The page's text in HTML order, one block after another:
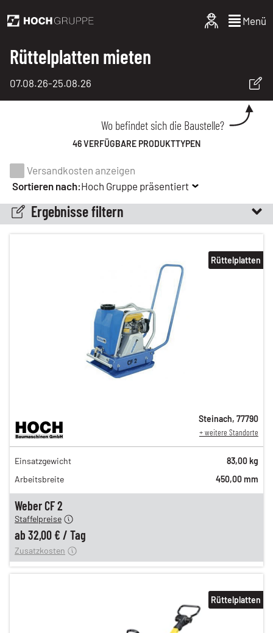
Menü
Rüttelplatten mieten
07.08.26-25.08.26
Wo befindet sich die Baustelle?
46 VERFÜGBARE PRODUKTTYPEN
Ergebnisse filtern
Versandkosten anzeigen
Sortieren nach:Hoch Gruppe präsentiert
Weber CF 2
54,00 €
45,00 €
38,00 €
Staffelpreise
ab 32,00 € / Tag
12,00 €
Zusatzkosten
Rüttelplatten
Steinach, 77790
+ weitere Standorte
Einsatzgewicht
83,00 kg
Arbeitsbreite
450,00 mm
Rüttelplatten